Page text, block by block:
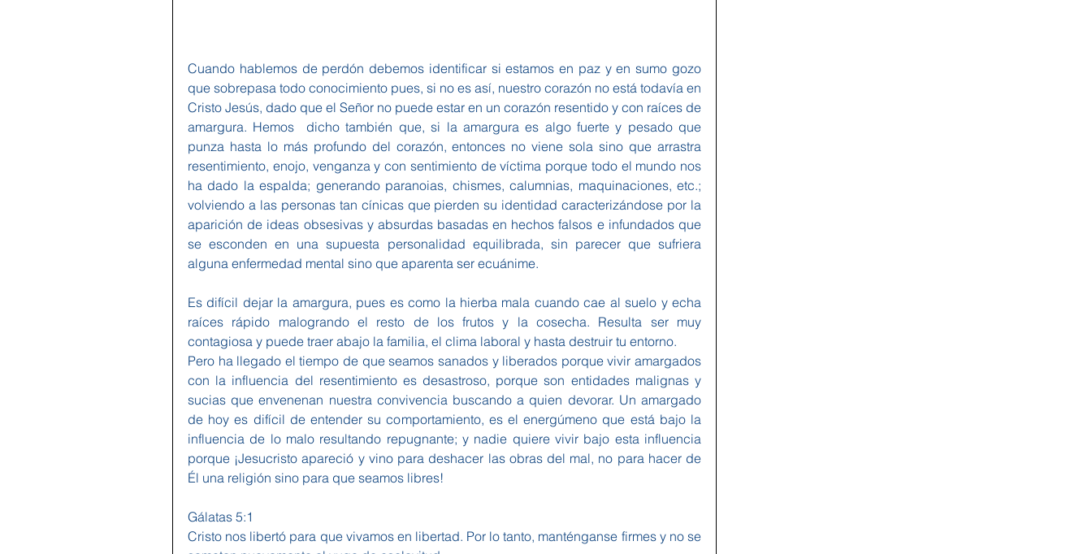
Cuando hablemos de perdón debemos identificar si estamos en paz y en sumo gozo
que sobrepasa todo conocimiento pues, si no es así, nuestro corazón no está todavía en
Cristo Jesús, dado que el Señor no puede estar en un corazón resentido y con raíces de
amargura. Hemos  dicho también que, si la amargura es algo fuerte y pesado que
punza hasta lo más profundo del corazón, entonces no viene sola sino que arrastra
resentimiento, enojo, venganza y con sentimiento de víctima porque todo el mundo nos
ha dado la espalda; generando paranoias, chismes, calumnias, maquinaciones, etc.;
volviendo a las personas tan cínicas que pierden su identidad caracterizándose por la
aparición de ideas obsesivas y absurdas basadas en hechos falsos e infundados que
se esconden en una supuesta personalidad equilibrada, sin parecer que sufriera
alguna enfermedad mental sino que aparenta ser ecuánime.
Es difícil dejar la amargura, pues es como la hierba mala cuando cae al suelo y echa
raíces rápido malogrando el resto de los frutos y la cosecha. Resulta ser muy
contagiosa y puede traer abajo la familia, el clima laboral y hasta destruir tu entorno.
Pero ha llegado el tiempo de que seamos sanados y liberados porque vivir amargados
con la influencia del resentimiento es desastroso, porque son entidades malignas y
sucias que envenenan nuestra convivencia buscando a quien devorar. Un amargado
de hoy es difícil de entender su comportamiento, es el energúmeno que está bajo la
influencia de lo malo resultando repugnante; y nadie quiere vivir bajo esta influencia
porque ¡Jesucristo apareció y vino para deshacer las obras del mal, no para hacer de
Él una religión sino para que seamos libres!
Gálatas 5:1
Cristo nos libertó para que vivamos en libertad. Por lo tanto, manténganse firmes y no se